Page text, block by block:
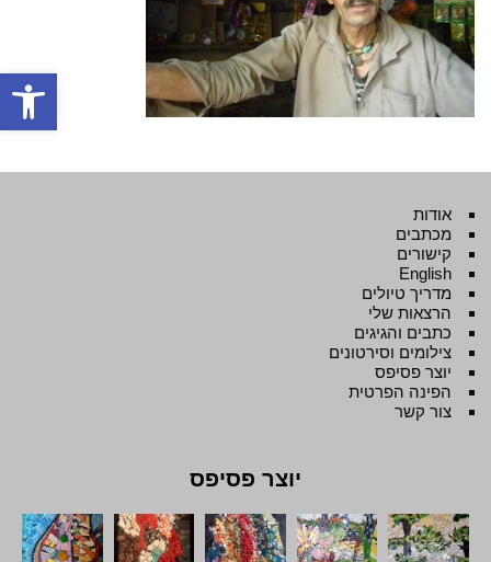
פתח
אודות
מכתבים
קישורים
English
מדריך טיולים
הרצאות שלי
כתבים והגיגים
צילומים וסירטונים
יוצר פסיפס
הפינה הפרטית
צור קשר
יוצר פסיפס